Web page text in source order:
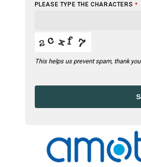
PLEASE TYPE THE CHARACTERS *
This helps us prevent spam, thank you.